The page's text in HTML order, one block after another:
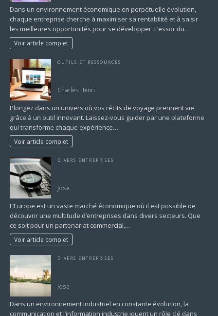
Dans un environnement économique en perpétuelle évolution,
chaque entreprise cherche à maximiser sa rentabilité et à saisir
les meilleures opportunités pour se développer. L’essor du…
Voir article complet
OUTILS ET RESSOURCES
Charles Henri
Plongez dans un univers où vos récits de voyage prennent vie
grâce à un outil innovant. Laissez-vous guider par une plateforme
qui transforme chaque expérience…
Voir article complet
DIVERS ENTREPRISES
Jose
L’Europe est un vaste marché économique où il est possible de
découvrir une multitude d’entreprises dans divers secteurs. Que
ce soit pour un partenariat commercial,…
Voir article complet
DIVERS ENTREPRISES
Jose
Dans un environnement industriel en constante évolution, la
communication et l’information industrie jouent un rôle clé dans